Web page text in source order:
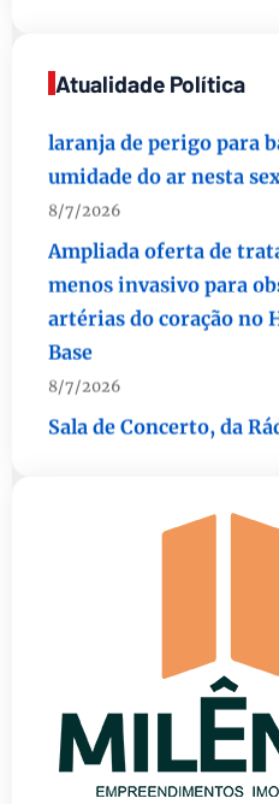
Atualidade Política
laranja de perigo para
umidade do ar nesta
8/7/2026
Ampliada oferta de
menos invasivo para
artérias do coração no
Base
Sala de Concerto, da
celebra Radamés
Indígenas Pirahã vão
Reposição de
obrigatória para
8/7/2026
Confederação